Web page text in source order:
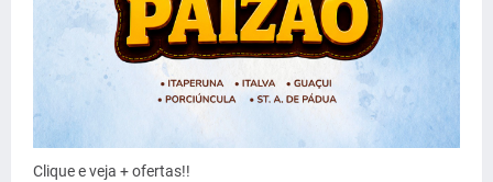
Clique e veja + ofertas!!